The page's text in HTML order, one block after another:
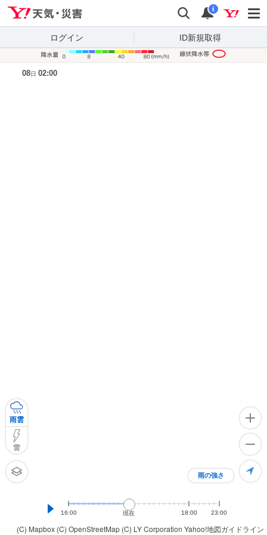
検索 通知
i
ログイン ID新規取得
(C) Mapbox (C) OpenStreetMap (C) LY Corporation Yahoo!地図ガイドライン
雨の強さ
雨雲
雷
16:00 現在 18:00 23:00
08日 02:00